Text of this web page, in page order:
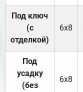
Под ключ
(с
отделкой)
6х8
Под
усадку
(без
6х8